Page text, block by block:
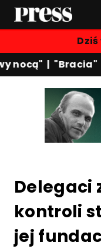
nocą"|"Bracia"|
Delegaci
kontroli
jej